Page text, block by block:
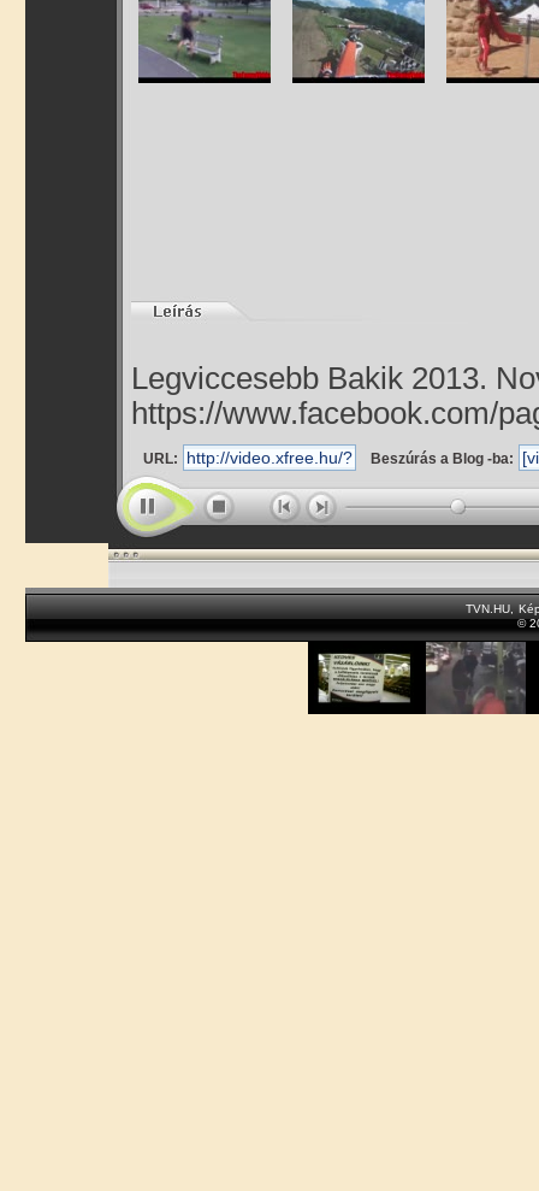
Legviccesebb Bakik 2013.
https://www.facebook.com/
URL: Beszúrás a Blog -ba:
TVN.HU
©